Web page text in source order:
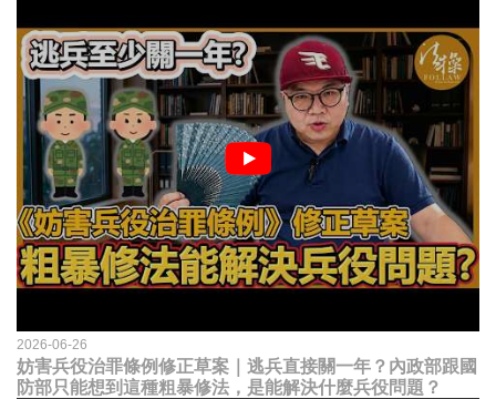
2026-06-26
妨害兵役治罪條例修正草案｜逃兵直接關一年？內政部跟國
防部只能想到這種粗暴修法，是能解決什麼兵役問題？